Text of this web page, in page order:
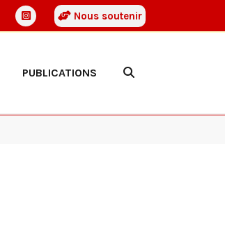
Nous soutenir
PUBLICATIONS